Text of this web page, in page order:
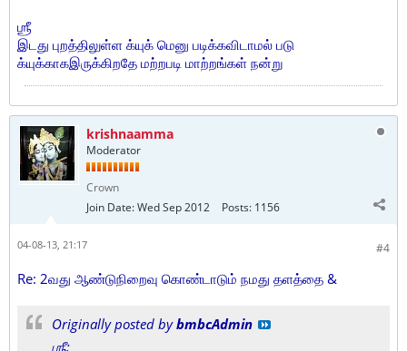
ஶ்ரீ
இடது புறத்திலுள்ள க்யுக் மெனு படிக்கவிடாமல் படு
க்யுக்காகஇருக்கிறதே மற்றபடி மாற்றங்கள் நன்று
krishnaamma
Moderator
Crown
Join Date:Wed Sep 2012 Posts: 1156
#4
04-08-13, 21:17
Re: 2வது ஆண்டுநிறைவு கொண்டாடும் நமது தளத்தை &
Originally posted bybmbcAdmin
ஶ்ரீ: